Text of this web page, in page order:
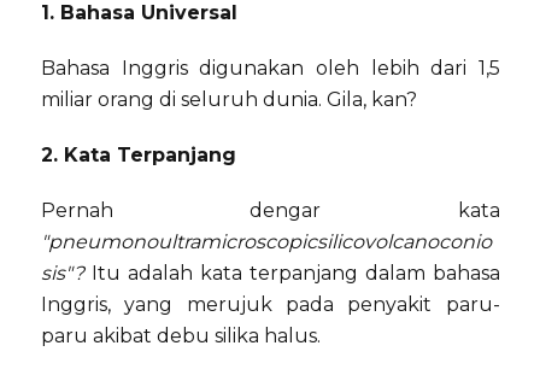
1. Bahasa Universal
Bahasa Inggris digunakan oleh lebih dari 1,5
miliar orang di seluruh dunia. Gila, kan?
2. Kata Terpanjang
Pernah dengar kata
"pneumonoultramicroscopicsilicovolcanoconio
sis"?Itu adalah kata terpanjang dalam bahasa
Inggris, yang merujuk pada penyakit paru-
paru akibat debu silika halus.